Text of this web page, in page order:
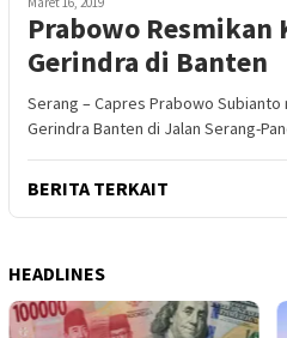
Prabowo Resmikan
Gerindra di Banten
Serang – Capres Prabowo
Gerindra Banten di Jalan Serang-
BERITA TERKAIT
HEADLINES